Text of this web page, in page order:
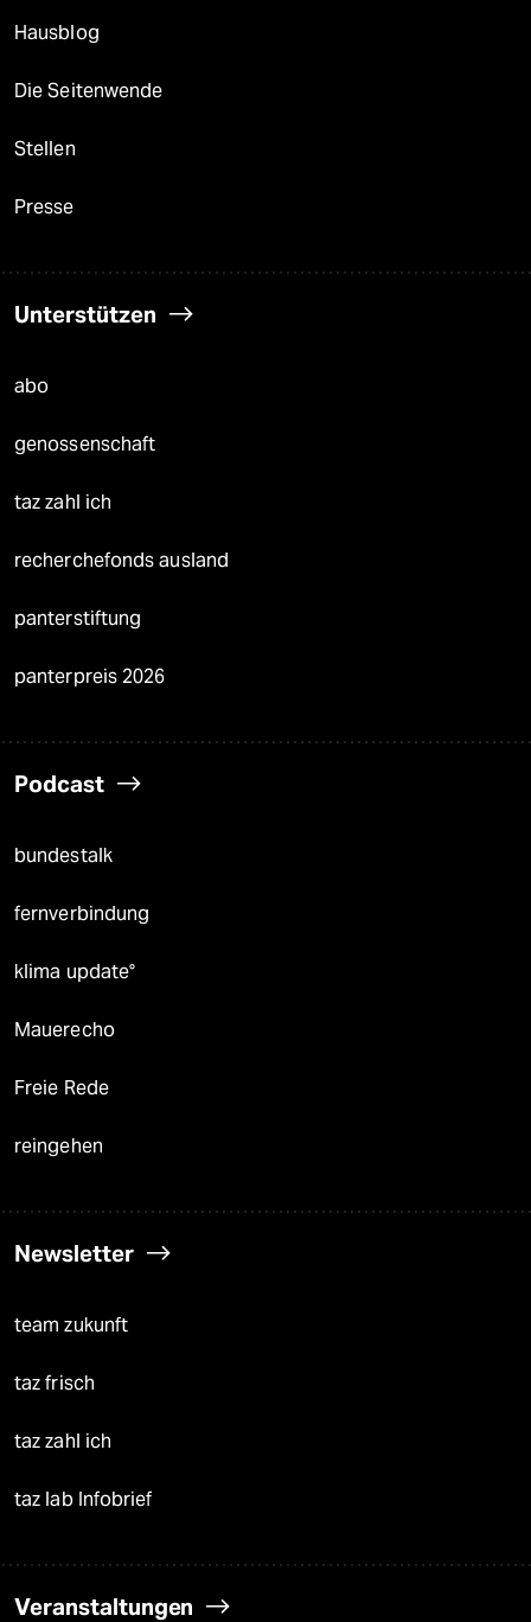
Hausblog
Die Seitenwende
Stellen
Presse
Unterstützen
abo
genossenschaft
taz zahl ich
recherchefonds ausland
panterstiftung
panterpreis 2026
Podcast
bundestalk
fernverbindung
klima update°
Mauerecho
Freie Rede
reingehen
Newsletter
team zukunft
taz frisch
taz zahl ich
taz lab Infobrief
Veranstaltungen